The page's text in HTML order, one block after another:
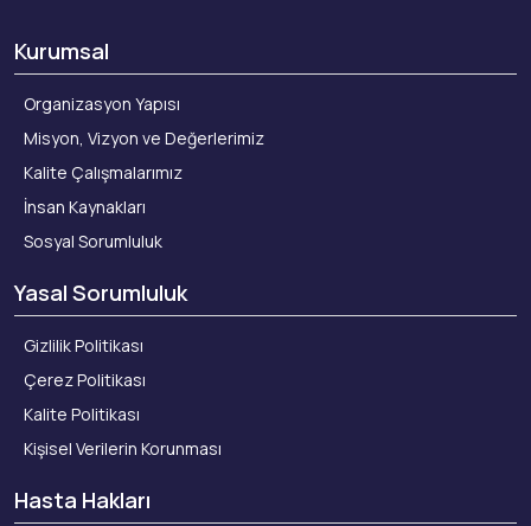
Kurumsal
Organizasyon Yapısı
Misyon, Vizyon ve Değerlerimiz
Kalite Çalışmalarımız
İnsan Kaynakları
Sosyal Sorumluluk
Yasal Sorumluluk
Gizlilik Politikası
Çerez Politikası
Kalite Politikası
Kişisel Verilerin Korunması
Hasta Hakları